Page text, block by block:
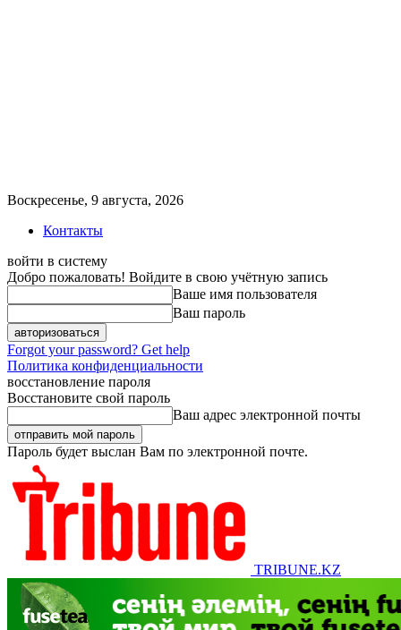
Воскресенье, 9 августа, 2026
Контакты
войти в систему
Добро пожаловать! Войдите в свою учётную запись
Ваше имя пользователя
Ваш пароль
Forgot your password? Get help
Политика конфиденциальности
восстановление пароля
Восстановите свой пароль
Ваш адрес электронной почты
Пароль будет выслан Вам по электронной почте.
TRIBUNE.KZ